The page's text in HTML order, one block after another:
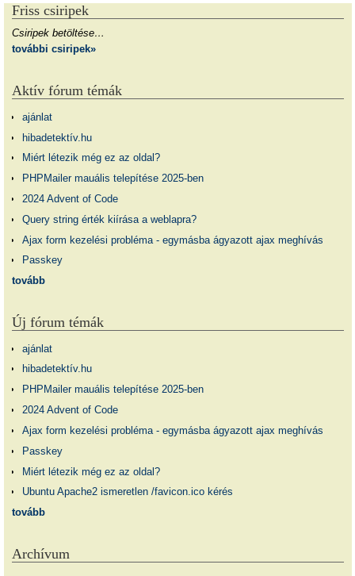
Friss csiripek
Csiripek betöltése…
további csiripek»
Aktív fórum témák
ajánlat
hibadetektív.hu
Miért létezik még ez az oldal?
PHPMailer mauális telepítése 2025-ben
2024 Advent of Code
Query string érték kiírása a weblapra?
Ajax form kezelési probléma - egymásba ágyazott ajax meghívás
Passkey
tovább
Új fórum témák
ajánlat
hibadetektív.hu
PHPMailer mauális telepítése 2025-ben
2024 Advent of Code
Ajax form kezelési probléma - egymásba ágyazott ajax meghívás
Passkey
Miért létezik még ez az oldal?
Ubuntu Apache2 ismeretlen /favicon.ico kérés
tovább
Archívum